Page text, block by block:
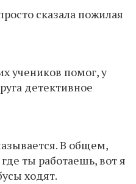
сказала пожилая
учеников помог, у
детективное
В общем,
ты работаешь, вот я
ходят.